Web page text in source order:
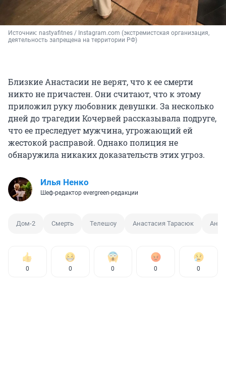
Источник: nastyafitnes / Instagram.com (экстремистская организация,
деятельность запрещена на территории РФ)
Близкие Анастасии не верят, что к ее смерти
никто не причастен. Они считают, что к этому
приложил руку любовник девушки. За несколько
дней до трагедии Кочервей рассказывала подруге,
что ее преследует мужчина, угрожающий ей
жестокой расправой. Однако полиция не
обнаружила никаких доказательств этих угроз.
Илья Ненко
Шеф-редактор evergreen-редакции
Дом-2 Смерть Телешоу Анастасия Тарасюк
0 0 0 0 0